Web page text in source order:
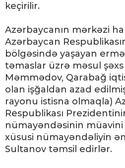
keçirilir.
Azərbaycanın mərkəzi
Azərbaycan
bölgəsində yaşayan
təmaslar üzrə məsul
Məmmədov, Qarabağ
olan işğaldan azad
rayonu istisna olmaqla)
Respublikası
nümayəndəsinin müavini
xüsusi nümayəndəliyin
Sultanov təmsil edirlər.